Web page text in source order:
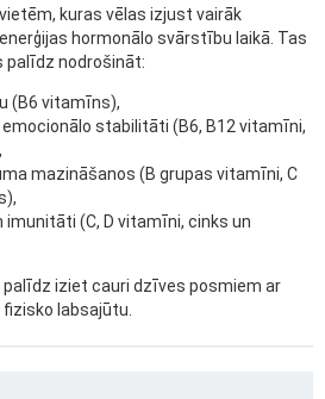
kuras vēlas izjust vairāk
hormonālo svārstību laikā. Tas
palīdz nodrošināt:
(B6 vitamīns),
stabilitāti (B6, B12 vitamīni,
mazināšanos (B grupas vitamīni, C
imunitāti (C, D vitamīni, cinks un
palīdz iziet cauri dzīves posmiem ar
fizisko labsajūtu.